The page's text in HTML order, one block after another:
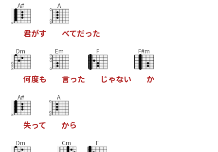
A#
君がす
A
べてだった
Dm
何度も
Em
言った
F
じゃない
F#m
か
A#
失って
A
から
Dm Cm F